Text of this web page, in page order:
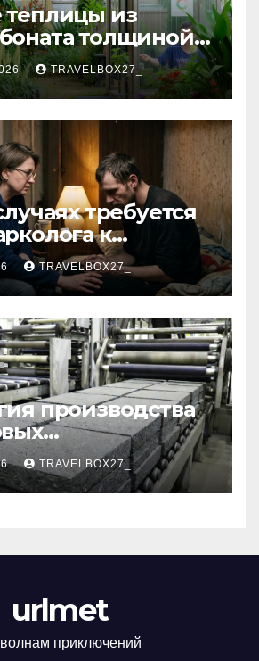
теплицы из
толщиной 4
TRAVELBOX27_
требуется
к
TRAVELBOX27_
производства
плит
TRAVELBOX27_
urlmet
приключений